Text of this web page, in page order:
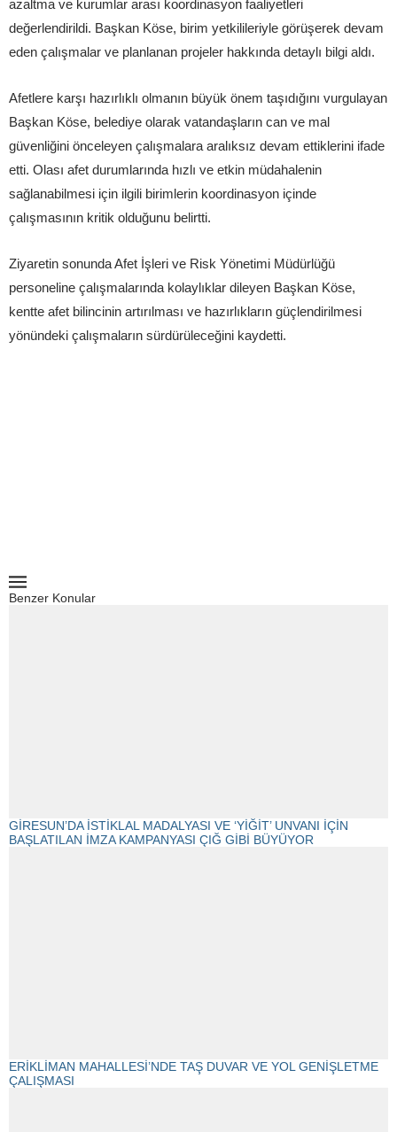
azaltma ve kurumlar arası koordinasyon faaliyetleri
değerlendirildi. Başkan Köse, birim yetkilileriyle görüşerek devam
eden çalışmalar ve planlanan projeler hakkında detaylı bilgi aldı.
Afetlere karşı hazırlıklı olmanın büyük önem taşıdığını vurgulayan
Başkan Köse, belediye olarak vatandaşların can ve mal
güvenliğini önceleyen çalışmalara aralıksız devam ettiklerini ifade
etti. Olası afet durumlarında hızlı ve etkin müdahalenin
sağlanabilmesi için ilgili birimlerin koordinasyon içinde
çalışmasının kritik olduğunu belirtti.
Ziyaretin sonunda Afet İşleri ve Risk Yönetimi Müdürlüğü
personeline çalışmalarında kolaylıklar dileyen Başkan Köse,
kentte afet bilincinin artırılması ve hazırlıkların güçlendirilmesi
yönündeki çalışmaların sürdürüleceğini kaydetti.
Benzer Konular
GİRESUN’DA İSTİKLAL MADALYASI VE ‘YİĞİT’ UNVANI İÇİN
BAŞLATILAN İMZA KAMPANYASI ÇIĞ GİBİ BÜYÜYOR
ERİKLİMAN MAHALLESİ’NDE TAŞ DUVAR VE YOL GENİŞLETME
ÇALIŞMASI